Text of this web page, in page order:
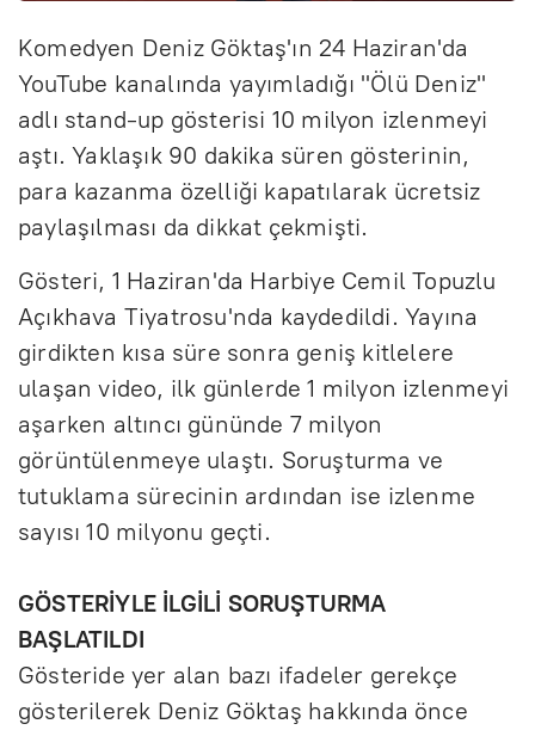
Komedyen Deniz Göktaş'ın 24 Haziran'da
YouTube kanalında yayımladığı "Ölü Deniz"
adlı stand-up gösterisi 10 milyon izlenmeyi
aştı. Yaklaşık 90 dakika süren gösterinin,
para kazanma özelliği kapatılarak ücretsiz
paylaşılması da dikkat çekmişti.
Gösteri, 1 Haziran'da Harbiye Cemil Topuzlu
Açıkhava Tiyatrosu'nda kaydedildi. Yayına
girdikten kısa süre sonra geniş kitlelere
ulaşan video, ilk günlerde 1 milyon izlenmeyi
aşarken altıncı gününde 7 milyon
görüntülenmeye ulaştı. Soruşturma ve
tutuklama sürecinin ardından ise izlenme
sayısı 10 milyonu geçti.
GÖSTERİYLE İLGİLİ SORUŞTURMA
BAŞLATILDI
Gösteride yer alan bazı ifadeler gerekçe
gösterilerek Deniz Göktaş hakkında önce